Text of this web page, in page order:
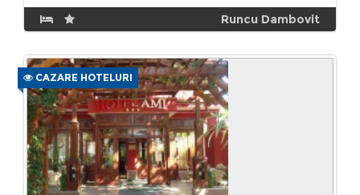
Runcu Dambovit
CAZARE HOTELURI